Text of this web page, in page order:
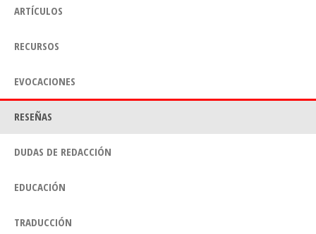
ARTÍCULOS
RECURSOS
EVOCACIONES
RESEÑAS
DUDAS DE REDACCIÓN
EDUCACIÓN
TRADUCCIÓN